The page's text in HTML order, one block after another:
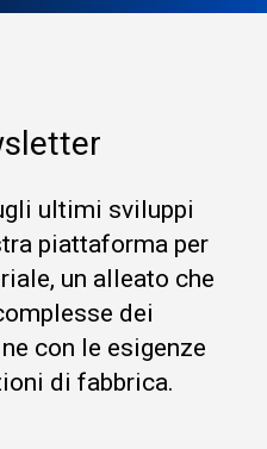
ultimi sviluppi
piattaforma per
un alleato che
dei
con le esigenze
di fabbrica.